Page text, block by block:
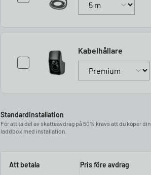
Kabelhållare
Standardinstallation
För att ta del av skatteavdrag på 50% krävs att du köper din
laddbox med installation.
Att betala Pris före avdrag